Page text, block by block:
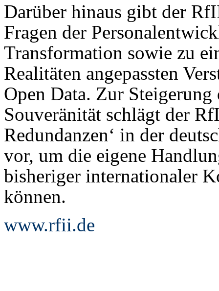
Darüber hinaus gibt der
Fragen der
Transformation sowie zu
Realitäten angepassten
Open Data. Zur
Souveränität schlägt der
Redundanzen‘ in der
vor, um die eigene
bisheriger internationaler
können.
www.rfii.de